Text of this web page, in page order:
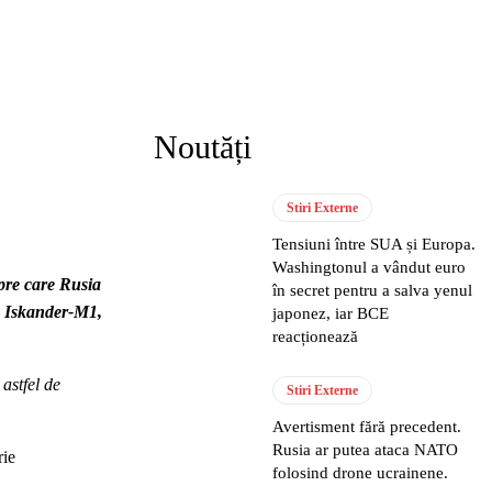
care Rusia
Iskander-M1,
de
Noutăți
Stiri Externe
Tensiuni între SUA și Europa.
Washingtonul a vândut euro
în secret pentru a salva yenul
japonez, iar BCE
reacționează
Stiri Externe
Avertisment fără precedent.
Rusia ar putea ataca NATO
folosind drone ucrainene.